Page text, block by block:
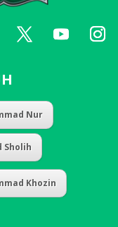
Nur
Sholih
Khozin